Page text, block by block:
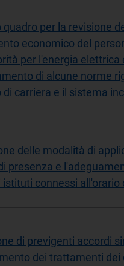
quadro per la revisione
economico del
per l'energia elettrica
di alcune norme
di carriera e il sistema
delle modalità di
presenza e
istituti connessi all'orario
di previgenti accordi
dei trattamenti dei